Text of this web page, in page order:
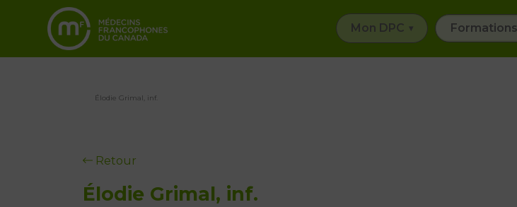
Mon DPC Formations
Élodie Grimal, inf.
Retour
Élodie Grimal, inf.